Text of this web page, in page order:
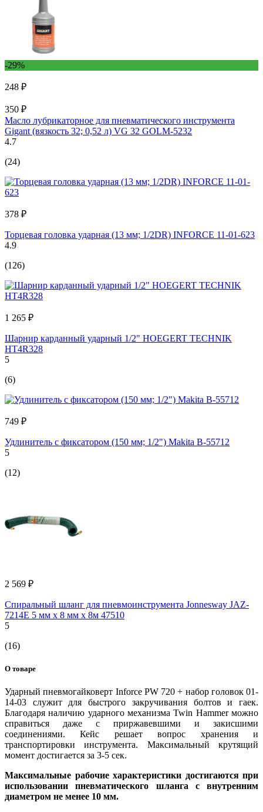
-29%
248 ₽
350 ₽
Масло лубрикаторное для пневматического инструмента
Gigant (вязкость 32; 0,52 л) VG 32 GOLM-5232
4.7
(24)
378 ₽
Торцевая головка ударная (13 мм; 1/2DR) INFORCE 11-01-623
4.9
(126)
1 265 ₽
Шарнир карданный ударный 1/2" HOEGERT TECHNIK
HT4R328
5
(6)
749 ₽
Удлинитель с фиксатором (150 мм; 1/2") Makita B-55712
5
(12)
2 569 ₽
Спиральный шланг для пневмоинструмента Jonnesway JAZ-
7214E 5 мм х 8 мм х 8м 47510
5
(16)
О товаре
Ударный пневмогайковерт Inforce PW 720 + набор головок 01-
14-03 служит для быстрого закручивания болтов и гаек.
Благодаря наличию ударного механизма Twin Hammer можно
справиться даже с приржавевшими и закисшими
соединениями. Кейс решает вопрос хранения и
транспортировки инструмента. Максимальный крутящий
момент достигается за 3-5 сек.
Максимальные рабочие характеристики достигаются при
использовании пневматического шланга с внутренним
диаметром не менее 10 мм.